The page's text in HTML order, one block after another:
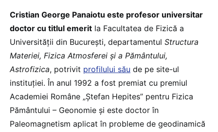
Cristian George Panaiotu este profesor universitar
doctor cu titlul emerit la Facultatea de Fizică a
Universității din București, departamentul Structura
Materiei, Fizica Atmosferei și a Pământului,
Astrofizica, potrivit profilului său de pe site-ul
instituției. În anul 1992 a fost premiat cu premiul
Academiei Române „Ștefan Hepites” pentru Fizica
Pământului – Geonomie și este doctor în
Paleomagnetism aplicat în probleme de geodinamică